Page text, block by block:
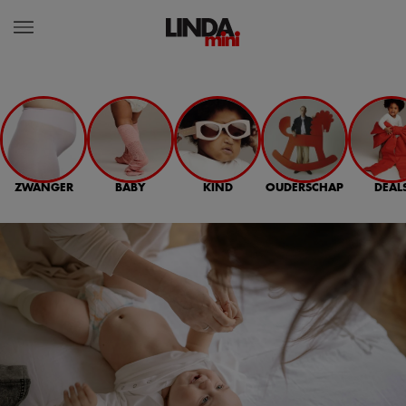
ZWANGER BABY KIND OUDERSCHAP